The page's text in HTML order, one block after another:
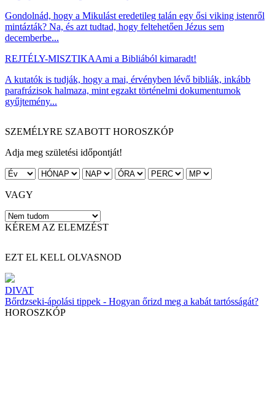
Gondolnád, hogy a Mikulást eredetileg talán egy ősi viking istenről
mintázták? Na, és azt tudtad, hogy feltehetően Jézus sem
decemberbe...
REJTÉLY-MISZTIKAAmi a Bibliából kimaradt!
A kutatók is tudják, hogy a mai, érvényben lévő bibliák, inkább
parafrázisok halmaza, mint egzakt történelmi dokumentumok
gyűjtemény...
SZEMÉLYRE SZABOTT HOROSZKÓP
Adja meg születési időpontját!
VAGY
KÉREM AZ ELEMZÉST
EZT EL KELL OLVASNOD
DIVAT
Bőrdzseki-ápolási tippek - Hogyan őrizd meg a kabát tartósságát?
HOROSZKÓP